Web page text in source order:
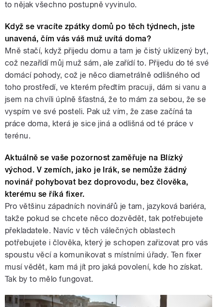
to nějak všechno postupně vyvinulo.
Když se vracíte zpátky domů po těch týdnech, jste
unavená, čím vás váš muž uvítá doma?
Mně stačí, když přijedu domu a tam je čistý uklizený byt,
což nezařídí můj muž sám, ale zařídí to. Přijedu do té své
domácí pohody, což je něco diametrálně odlišného od
toho prostředí, ve kterém předtím pracuji, dám si vanu a
jsem na chvíli úplně šťastná, že to mám za sebou, že se
vyspím ve své posteli. Pak už vím, že zase začíná ta
práce doma, která je sice jiná a odlišná od té práce v
terénu.
Aktuálně se vaše pozornost zaměřuje na Blízký
východ. V zemích, jako je Irák, se nemůže žádný
novinář pohybovat bez doprovodu, bez člověka,
kterému se říká fixer.
Pro většinu západních novinářů je tam, jazyková bariéra,
takže pokud se chcete něco dozvědět, tak potřebujete
překladatele. Navíc v těch válečných oblastech
potřebujete i člověka, který je schopen zařizovat pro vás
spoustu věcí a komunikovat s místními úřady. Ten fixer
musí vědět, kam má jít pro jaká povolení, kde ho získat.
Tak by to mělo fungovat.